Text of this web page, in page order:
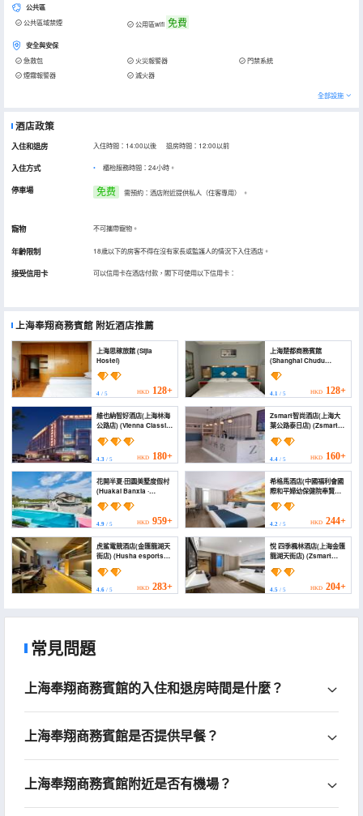
公共區
公共區域禁煙 公用區wifi 免費
安全與安保
急救包 火災報警器
門禁系統
煙霧報警器
滅火器
全部設施
酒店政策
入住和退房 入住時間：14:00以後 退房時間：12:00以前
入住方式 櫃枱服務時間：24小時。
停車場 免费 需預約：酒店附近提供私人（住客專用） 。
寵物 不可攜帶寵物。
年齡限制 18歲以下的房客不得在沒有家長或監護人的情況下入住酒店。
接受信用卡 可以信用卡在酒店付款，閣下可使用以下信用卡：
上海奉翔商務賓館 附近酒店推薦
上海思稼旅館 (Sijia
Hostel)
4 / 5 HKD 128+
上海楚都商務賓館
(Shanghai Chudu
Business Hotel)
4.1/ 5 HKD 128+
維也納智好酒店(上海林海
公路店) (Vienna Classic
Hotel (Shanghai Linhai
Road))
4.3 / 5 HKD 180+
Zsmart智尚酒店(上海大
葉公路泰日店) (Zsmart
Hotel (Shanghai Daye
Gong Road Tairi))
4.4/ 5 HKD 160+
花開半夏·田園美墅度假村
(Huakai Banxia ·
Tianyuan Meishu
Resort)
4.9 / 5 HKD 959+
希格馬酒店(中國福利會國
際和平婦幼保健院奉賢店)
(Xigema Hotel)
4.2/ 5 HKD 244+
虎鯊電競酒店(金匯龍湖天
街店) (Husha esports
hotel (Jinhui Longhu
Tianjie branch))
4.6 / 5 HKD 283+
悅 四季楓林酒店(上海金匯
龍湖天街店) (Zsmart
Smart Hotel (Shanghai
Jinhui Longhu Tianjie
Branch))
4.5/ 5 HKD 204+
常見問題
上海奉翔商務賓館的入住和退房時間是什麼？
上海奉翔商務賓館是否提供早餐？
上海奉翔商務賓館附近是否有機場？